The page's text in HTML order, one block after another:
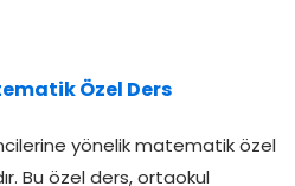
Özel Ders
yönelik matematik özel
Bu özel ders, ortaokul